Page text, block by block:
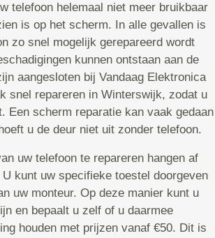
telefoon helemaal niet meer bruikbaar
is op het scherm. In alle gevallen is
zo snel mogelijk gerepareerd wordt
kunnen ontstaan aan de
aangesloten bij Vandaag Elektronica
snel repareren in Winterswijk, zodat u
Een scherm reparatie kan vaak gedaan
u de deur niet uit zonder telefoon.
uw telefoon te repareren hangen af
kunt uw specifieke toestel doorgeven
uw monteur. Op deze manier kunt u
en bepaalt u zelf of u daarmee
houden met prijzen vanaf €50. Dit is